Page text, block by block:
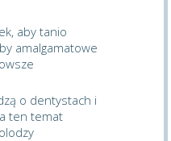
aby tanio
amalgamatowe
o dentystach i
ten temat